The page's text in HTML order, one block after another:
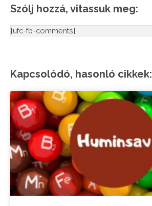
Szólj hozzá, vitassuk meg:
[ufc-fb-comments]
Kapcsolódó, hasonló cikkek: